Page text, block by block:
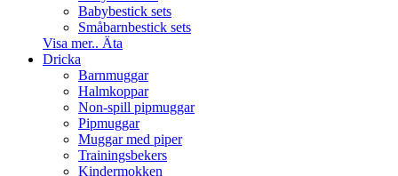
Babybestick sets
Småbarnbestick sets
Visa mer.. Äta
Dricka
Barnmuggar
Halmkoppar
Non-spill pipmuggar
Pipmuggar
Muggar med piper
Trainingsbekers
Kindermokken